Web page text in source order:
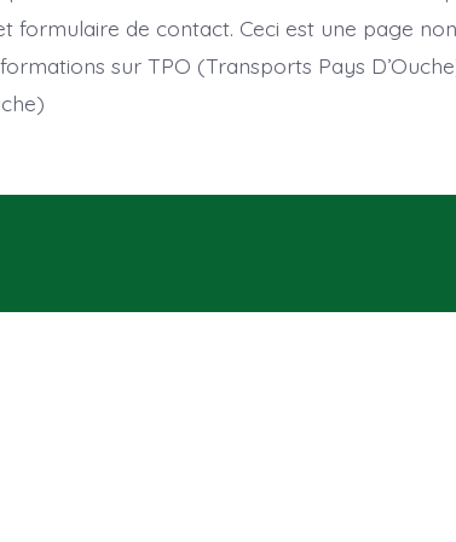
formulaire de contact. Ceci est une page
sur TPO (Transports Pays